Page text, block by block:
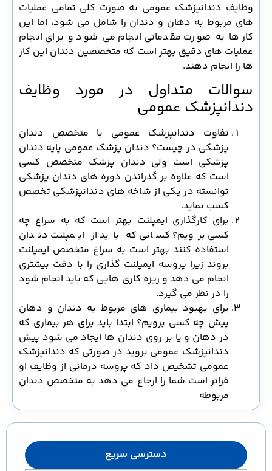
وظایف دندانپزشک عمومی به صورت کلی تمامی عملیات
های مربوط به دهان و دندان را شامل می شود، اما این
کار ها به صورت مقدماتی انجام می شود و برای انجام
عملیات های دقیق بهتر است که متخصصین دندان این کار
ها را انجام دهند.
سوالات متداول در مورد وظایف
دندانپزشک عمومی
تفاوت دندانپزشک عمومی با متخصص دندان
پزشکی در چیست؟ دندان پزشک عمومی پایه دندان
پزشکی است ولی دندان پزشک متخصص کسی
است که علاوه بر گذراندن دوره های دندان پزشکی
توانسته در یکی از شاخه های دندانپزشکی تخصص
کسب نماید.
برای کارگذاری ایمپلنت بهتر است که به سراغ چه
کسی برویم؟ کسانی که باید از ایمپلنت دندان
استفاده کنند بهتر است به سراغ متخصص ایمپلنت
بروند زیرا پروسه ایمپلنت گذاری را با دقت بیشتری
انجام می دهد و ریزه کاری هایی که باید انجام شود
را در نظر می گیرد.
برای بهبود بیماری های مربوط به دندان و دهان
پیش چه کسی برویم؟ ابتدا باید برای هر بیماری که
در دهان و یا بر روی دندان ها ایجاد می شود پیش
دندانپزشک عمومی بروید در صورتی که دندانپزشک
عمومی تشخیص داد که پروسه درمانی از وظایف او
فراتر است شما را ارجاع می دهد به متخصص دندان
مربوطه
دسترسی سریع